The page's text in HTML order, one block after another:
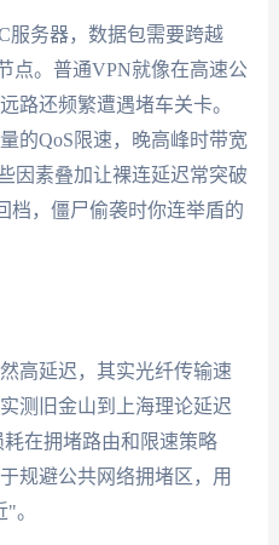
服务器，数据包需要跨越
点。普通VPN就像在高速公
路还频繁遭遇堵车关卡。
的QoS限速，晚高峰时带宽
因素叠加让裸连延迟常突破
档，僵尸偷袭时你连举盾的
高延迟，其实光纤传输速
测旧金山到上海理论延迟
耗在拥堵路由和限速策略
规避公共网络拥堵区，用
。